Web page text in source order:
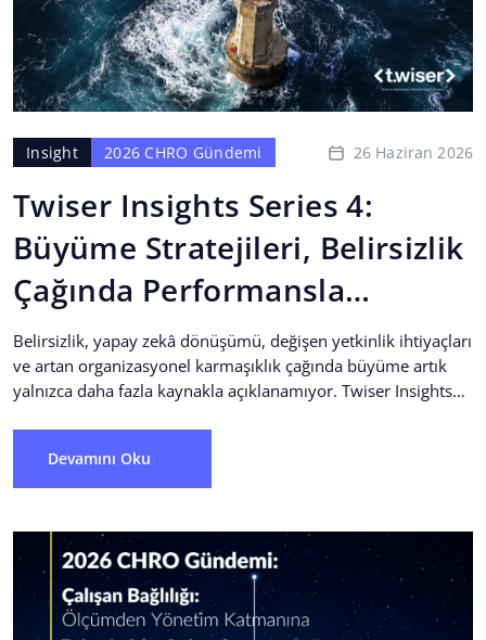
Insight 2026 CHRO Gündemi 26 Haziran 2026
Twiser Insights Series 4:
Büyüme Stratejileri, Belirsizlik
Çağında Performansla
Büyümek
Belirsizlik, yapay zekâ dönüşümü, değişen yetkinlik ihtiyaçları
ve artan organizasyonel karmaşıklık çağında büyüme artık
yalnızca daha fazla kaynakla açıklanamıyor. Twiser Insights
Devamını Oku